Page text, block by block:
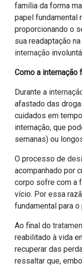
família da forma
papel fundamental
proporcionando o
sua readaptação
internação
Como a internação
Durante a
afastado das
cuidados em
internação, que
semanas) ou
O processo de
acompanhado por
corpo sofre com a
vício. Por essa
fundamental para
Ao final do
reabilitado à vida
recuperar das
ressaltar que,